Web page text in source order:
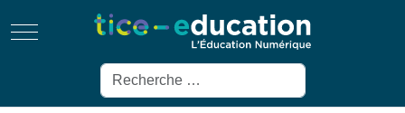
Mobile Menu Toggle
Rechercher